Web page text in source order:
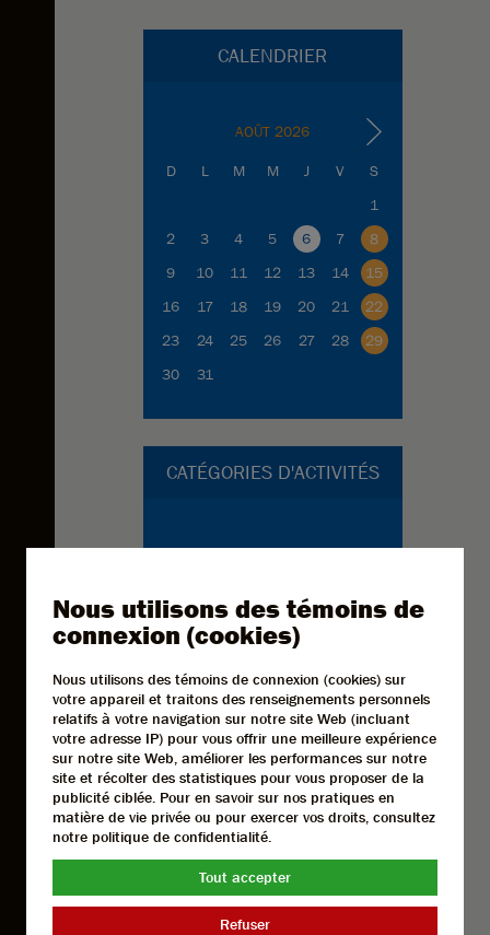
CALENDRIER
AOÛT 2026
D L M M J V
S
1
2
3 4 5 6 7
8
9
10 11 12 13 14
15
16
17 18 19 20 21
22
23
24 25 26 27 28
29
30
31
CATÉGORIES D'ACTIVITÉS
Nous utilisons des témoins de
connexion (cookies)
Nous utilisons des témoins de connexion (cookies) sur
votre appareil et traitons des renseignements personnels
relatifs à votre navigation sur notre site Web (incluant
votre adresse IP) pour vous offrir une meilleure expérience
sur notre site Web, améliorer les performances sur notre
site et récolter des statistiques pour vous proposer de la
publicité ciblée. Pour en savoir sur nos pratiques en
matière de vie privée ou pour exercer vos droits, consultez
notre politique de confidentialité.
Tout accepter
Refuser